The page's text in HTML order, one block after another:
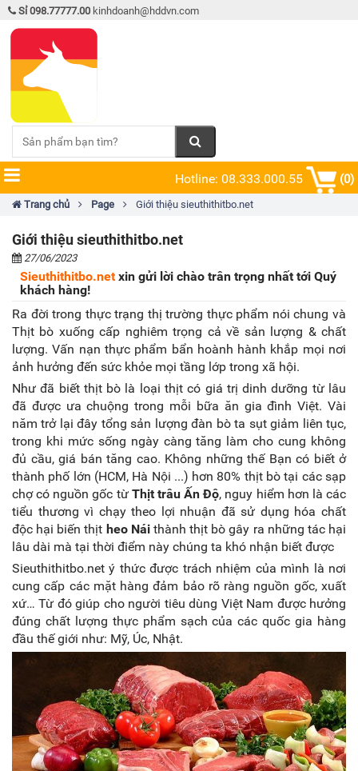
Sỉ 098.77777.00 kinhdoanh@hddvn.com
Hotline: 08.333.000.55 (0)
Trang chủ Page Giới thiệu sieuthithitbo.net
Giới thiệu sieuthithitbo.net
27/06/2023
Sieuthithitbo.net xin gửi lời chào trân trọng nhất tới Quý
khách hàng!
Ra đời trong thực trạng thị trường thực phẩm nói chung và
Thịt bò xuống cấp nghiêm trọng cả về sản lượng & chất
lượng. Vấn nạn thực phẩm bẩn hoành hành khắp mọi nơi
ảnh hưởng đến sức khỏe mọi tầng lớp trong xã hội.
Như đã biết thịt bò là loại thịt có giá trị dinh dưỡng từ lâu
đã được ưa chuộng trong mỗi bữa ăn gia đình Việt. Vài
năm trở lại đây tổng sản lượng đàn bò ta sụt giảm liên tục,
trong khi mức sống ngày càng tăng làm cho cung không
đủ cầu, giá bán tăng cao. Không những thế Bạn có biết ở
thành phố lớn (HCM, Hà Nội ...) hơn 80% thịt bò tại các sạp
chợ có nguồn gốc từ Thịt trâu Ấn Độ, nguy hiểm hơn là các
tiểu thương vì chạy theo lợi nhuận đã sử dụng hóa chất
độc hại biến thịt heo Náithành thịt bò gây ra những tác hại
lâu dài mà tại thời điểm này chúng ta khó nhận biết được
Sieuthithitbo.net ý thức được trách nhiệm của mình là nơi
cung cấp các mặt hàng đảm bảo rõ ràng nguồn gốc, xuất
xứ… Từ đó giúp cho người tiêu dùng Việt Nam được hưởng
đúng chất lượng thực phẩm sạch của các quốc gia hàng
đầu thế giới như: Mỹ, Úc, Nhật.